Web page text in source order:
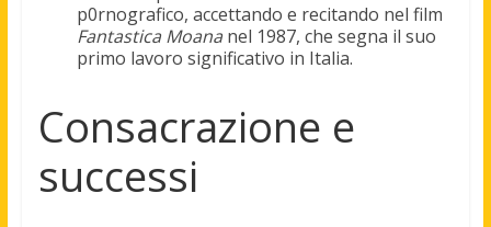
p0rnografico, accettando e recitando nel film
Fantastica Moananel 1987, che segna il suo
primo lavoro significativo in Italia.
Consacrazione e
successi